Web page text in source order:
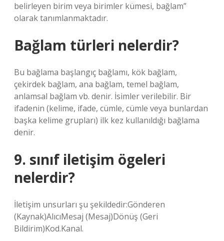
belirleyen birim veya birimler kümesi, bağlam”
olarak tanımlanmaktadır.
Bağlam türleri nelerdir?
Bu bağlama başlangıç ​​bağlamı, kök bağlam,
çekirdek bağlam, ana bağlam, temel bağlam,
anlamsal bağlam vb. denir. İsimler verilebilir. Bir
ifadenin (kelime, ifade, cümle, cümle veya bunlardan
başka kelime grupları) ilk kez kullanıldığı bağlama
denir.
9. sınıf iletişim ögeleri
nelerdir?
İletişim unsurları şu şekildedir:Gönderen
(Kaynak)AlıcıMesaj (Mesaj)Dönüş (Geri
Bildirim)Kod.Kanal.